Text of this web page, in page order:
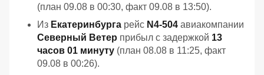
(план 09.08 в 00:30, факт 09.08 в 13:50).
Из Екатеринбурга рейс N4-504 авиакомпании
Северный Ветер прибыл с задержкой 13
часов 01 минуту (план 08.08 в 11:25, факт
09.08 в 00:26).